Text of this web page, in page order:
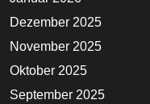
Dezember 2025
November 2025
Oktober 2025
September 2025